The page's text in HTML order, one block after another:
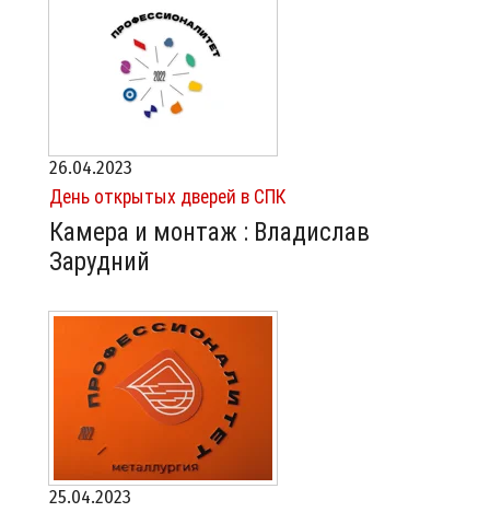
26.04.2023
День открытых дверей в СПК
Камера и монтаж : Владислав
Зарудний
25.04.2023